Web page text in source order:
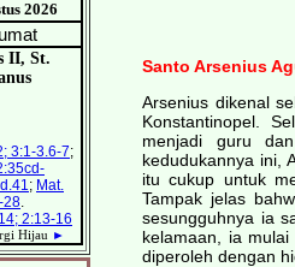
Santo Arsenius
Arsenius dikenal
Konstantinopel.
menjadi guru
kedudukannya ini,
itu cukup untuk
Tampak jelas
sesungguhnya ia
kelamaan, ia
diperoleh dengan